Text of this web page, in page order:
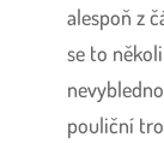
alespoň z
se to
pouliční